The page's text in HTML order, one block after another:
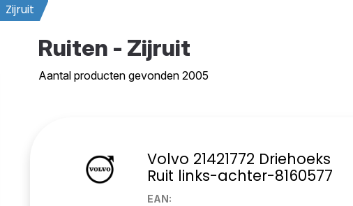
Zijruit
Ruiten - Zijruit
Aantal producten gevonden 2005
Volvo 21421772 Driehoeks
Ruit links-achter-8160577
EAN: